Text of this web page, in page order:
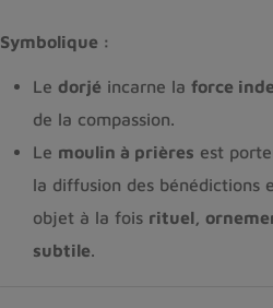
Symbolique :
Le dorjé incarne la force
de la compassion.
Le moulin à prières est
la diffusion des bénédictions
objet à la fois rituel,
subtile.